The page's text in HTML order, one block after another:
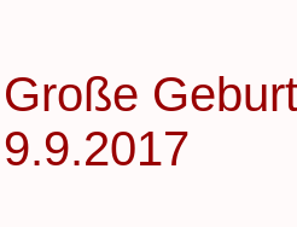
Große
9.9.2017